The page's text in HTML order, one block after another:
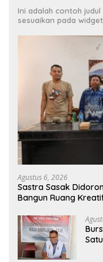
Ini adalah contoh
sesuaikan pada widget
Agustus 6, 2026
Sastra Sasak
Bangun Ruang